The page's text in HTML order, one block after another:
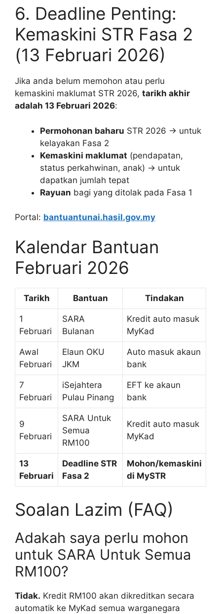
6. Deadline Penting:
Kemaskini STR Fasa 2
(13 Februari 2026)
Jika anda belum memohon atau perlu
kemaskini maklumat STR 2026, tarikh akhir
adalah 13 Februari 2026:
Permohonan baharu STR 2026 → untuk
kelayakan Fasa 2
Kemaskini maklumat (pendapatan,
status perkahwinan, anak) → untuk
dapatkan jumlah tepat
Rayuan bagi yang ditolak pada Fasa 1
Portal: bantuantunai.hasil.gov.my
Kalendar Bantuan
Februari 2026
Tarikh Bantuan Tindakan
1
Februari
SARA
Bulanan
Kredit auto masuk
MyKad
Awal
Februari
Elaun OKU
JKM
Auto masuk akaun
bank
7
Februari
iSejahtera
Pulau Pinang
EFT ke akaun
bank
9
Februari
SARA Untuk
Semua
RM100
Kredit auto masuk
MyKad
13
Februari
Deadline STR
Fasa 2
Mohon/kemaskini
di MySTR
Soalan Lazim (FAQ)
Adakah saya perlu mohon
untuk SARA Untuk Semua
RM100?
Tidak. Kredit RM100 akan dikreditkan secara
automatik ke MyKad semua warganegara